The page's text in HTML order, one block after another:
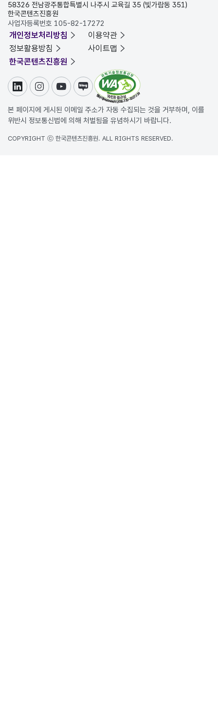
58326 전남광주통합특별시 나주시 교육길 35 (빛가람동 351)
한국콘텐츠진흥원
사업자등록번호 105-82-17272
개인정보처리방침
이용약관
정보활용방침
사이트맵
한국콘텐츠진흥원
링크드인인스타그램
유튜브블로그
본 페이지에 게시된 이메일 주소가 자동 수집되는 것을 거부하며, 이를
위반시 정보통신법에 의해 처벌됨을 유념하시기 바랍니다.
COPYRIGHT ⓒ 한국콘텐츠진흥원. ALL RIGHTS RESERVED.